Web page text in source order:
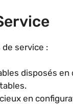
service :
disposés en
en